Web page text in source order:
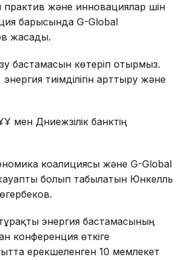
және инновациялар үшін
барысында G-Global
жасады.
бастамасын көтеріп отырмыз.
тиімділігін арттыру және
Дүниежүзілік банктің
коалициясы және G-Global
болып табылатын Юнкелль
энергия бастамасының
конференция өткіге
ерекшеленген 10 мемлекет